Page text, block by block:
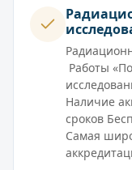
Работы
Наличие
сроков
Самая